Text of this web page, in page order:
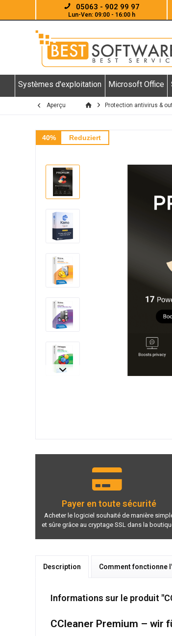
05063 - 902 99 97
Lun-Ven: 09:00 - 16:00 h
Systèmes d'exploitation Microsoft Office
Aperçu Protection antivirus &
40% Reduziert
Payer en toute sécurité
Acheter le logiciel souhaité de manière
et sûre grâce au cryptage SSL dans la
Description Comment fonctionne
Informations sur le produit
CCleaner Premium – wir